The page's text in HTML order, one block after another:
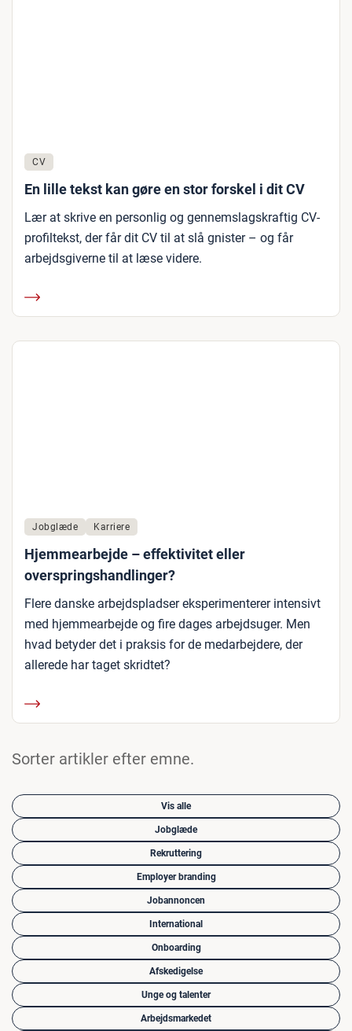
CV
En lille tekst kan gøre en stor forskel i dit CV
Lær at skrive en personlig og gennemslagskraftig CV-
profiltekst, der får dit CV til at slå gnister – og får
arbejdsgiverne til at læse videre.
Jobglæde Karriere
Hjemmearbejde – effektivitet eller
overspringshandlinger?
Flere danske arbejdspladser eksperimenterer intensivt
med hjemmearbejde og fire dages arbejdsuger. Men
hvad betyder det i praksis for de medarbejdere, der
allerede har taget skridtet?
Sorter artikler efter emne.
Vis alle
Jobglæde
Rekruttering
Employer branding
Jobannoncen
International
Onboarding
Afskedigelse
Unge og talenter
Arbejdsmarkedet